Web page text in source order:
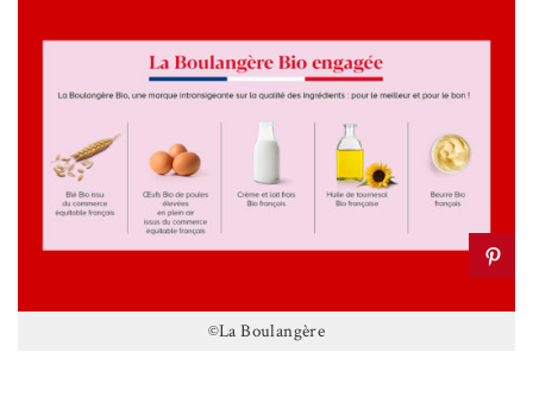
©La Boulangère